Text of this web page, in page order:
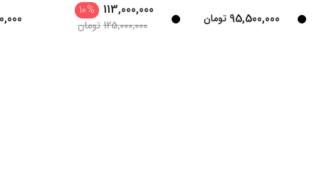
95,500,000 تومان 113,000,000
%
10
125,000,000تومان